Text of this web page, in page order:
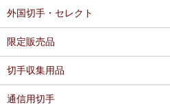
外国切手・セレクト
限定販売品
切手収集用品
通信用切手